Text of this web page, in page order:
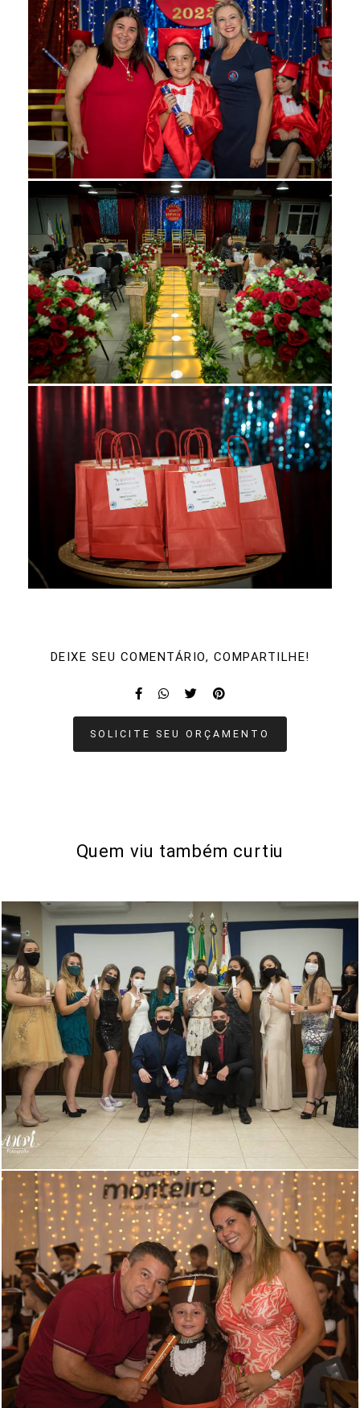
DEIXE SEU COMENTÁRIO, COMPARTILHE!
SOLICITE SEU ORÇAMENTO
Quem viu também curtiu
777 8
520 1